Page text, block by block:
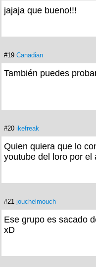
jajaja que bueno!!!
#19 Canadian
También puedes
#20 ikefreak
Quien quiera que lo
youtube del loro por el
#21 jouchelmouch
Ese grupo es sacado
xD